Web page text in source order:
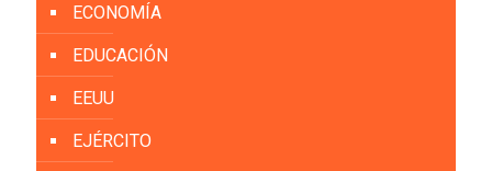
ECONOMÍA
EDUCACIÓN
EEUU
EJÉRCITO